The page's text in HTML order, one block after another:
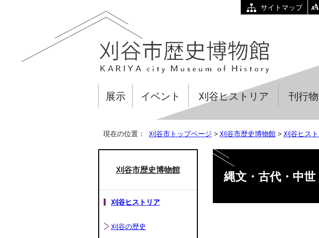
サイトマップ
展示 イベント 刈谷ヒストリア 刊行
現在の位置： 刈谷市トップページ > 刈谷市歴史博物館 > 刈谷ヒス
縄文・古代・中世
刈谷市歴史博物館
刈谷ヒストリア
刈谷の歴史